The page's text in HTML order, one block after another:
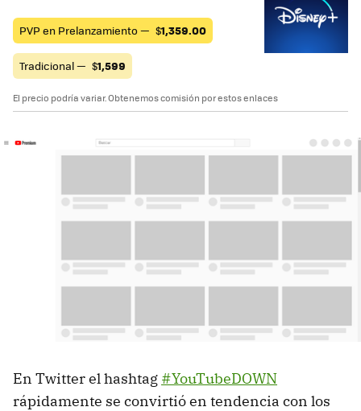
PVP en Prelanzamiento — $1,359.00
Tradicional — $1,599
El precio podría variar. Obtenemos comisión por estos enlaces
En Twitter el hashtag #YouTubeDOWN
rápidamente se convirtió en tendencia con los